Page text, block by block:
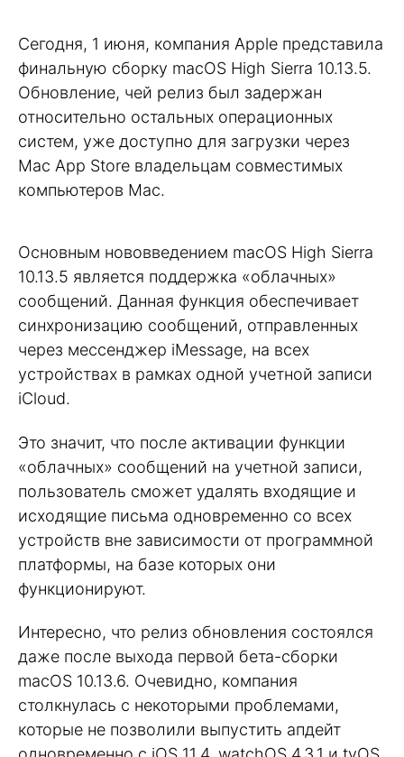
Сегодня, 1 июня, компания Apple представила
финальную сборку macOS High Sierra 10.13.5.
Обновление, чей релиз был задержан
относительно остальных операционных
систем, уже доступно для загрузки через
Mac App Store владельцам совместимых
компьютеров Mac.
Основным нововведением macOS High Sierra
10.13.5 является поддержка «облачных»
сообщений. Данная функция обеспечивает
синхронизацию сообщений, отправленных
через мессенджер iMessage, на всех
устройствах в рамках одной учетной записи
iCloud.
Это значит, что после активации функции
«облачных» сообщений на учетной записи,
пользователь сможет удалять входящие и
исходящие письма одновременно со всех
устройств вне зависимости от программной
платформы, на базе которых они
функционируют.
Интересно, что релиз обновления состоялся
даже после выхода первой бета-сборки
macOS 10.13.6. Очевидно, компания
столкнулась с некоторыми проблемами,
которые не позволили выпустить апдейт